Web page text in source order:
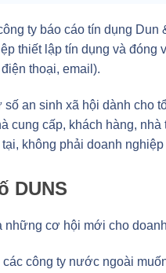
ty báo cáo tín dụng
thiết lập tín dụng và
thoại, email).
an sinh xã hội dành cho
cung cấp, khách hàng,
không phải doanh nghiệp
DUNS
cơ hội mới cho
công ty nước ngoài